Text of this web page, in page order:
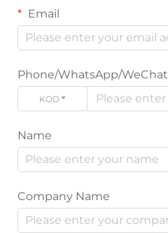
Email
Phone/WhatsApp/WeChat
KODE
Name
Company Name